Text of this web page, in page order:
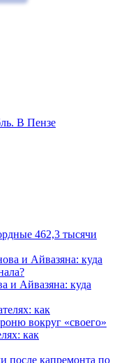
В Пензе
462,3 тысячи
и Айвазяна: куда
как